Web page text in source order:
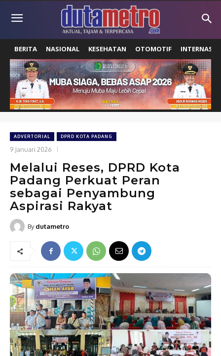
BERITA NASIONAL KESEHATAN OTOMOTIF
ADVERTORIAL DPRD KOTA PADANG
9 Januari 2026
Melalui Reses, DPRD Kota
Padang Perkuat Peran
sebagai Penyambung
Aspirasi Rakyat
By dutametro